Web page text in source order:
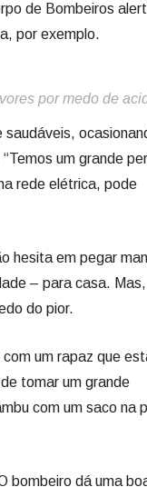
de Bombeiros
por exemplo.
por medo de
saudáveis,
um grande
rede elétrica, pode
hesita em pegar
– para casa. Mas,
do pior.
um rapaz que
tomar um grande
com um saco na
bombeiro dá uma